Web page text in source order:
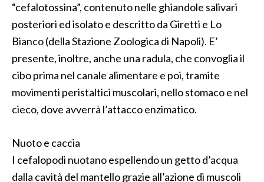
“cefalotossina”, contenuto nelle ghiandole salivari
posteriori ed isolato e descritto da Giretti e Lo
Bianco (della Stazione Zoologica di Napoli). E’
presente, inoltre, anche una radula, che convoglia il
cibo prima nel canale alimentare e poi, tramite
movimenti peristaltici muscolari, nello stomaco e nel
cieco, dove avverrà l’attacco enzimatico.
Nuoto e caccia
I cefalopodi nuotano espellendo un getto d’acqua
dalla cavità del mantello grazie all’azione di muscoli